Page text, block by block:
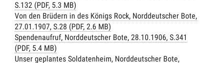
S.132 (PDF, 5.3 MB)
Von den Brüdern in des Königs Rock, Norddeutscher Bote,
27.01.1907, S.28 (PDF, 2.6 MB)
Spendenaufruf, Norddeutscher Bote, 28.10.1906, S.341
(PDF, 5.4 MB)
Unser geplantes Soldatenheim, Norddeutscher Bote,